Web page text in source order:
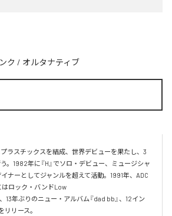
ク / オルタナティブ
プラスチックスを結成、世界デビューを果たし、3
。1982年に『H』でソロ・デビュー、ミュージシャ
ナーとしてジャンルを超えて活動。1991年、ADC
はロック・バンドLow
13年ぶりのニュー・アルバム『dad bb』、12イン
リリース。